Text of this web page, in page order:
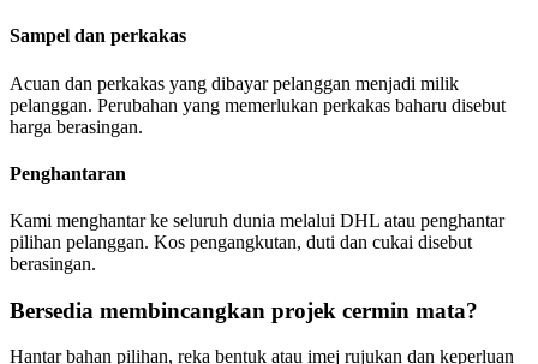
Sampel dan perkakas
Acuan dan perkakas yang dibayar pelanggan menjadi milik
pelanggan. Perubahan yang memerlukan perkakas baharu disebut
harga berasingan.
Penghantaran
Kami menghantar ke seluruh dunia melalui DHL atau penghantar
pilihan pelanggan. Kos pengangkutan, duti dan cukai disebut
berasingan.
Bersedia membincangkan projek cermin mata?
Hantar bahan pilihan, reka bentuk atau imej rujukan dan keperluan